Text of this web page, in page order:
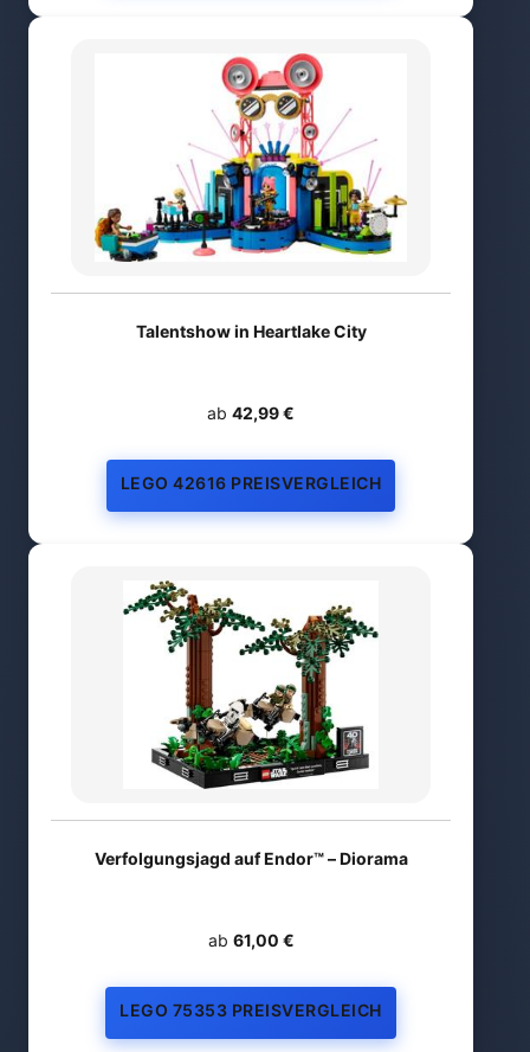
Talentshow in Heartlake City
ab 42,99 €
LEGO 42616 PREISVERGLEICH
Verfolgungsjagd auf Endor™ – Diorama
ab 61,00 €
LEGO 75353 PREISVERGLEICH